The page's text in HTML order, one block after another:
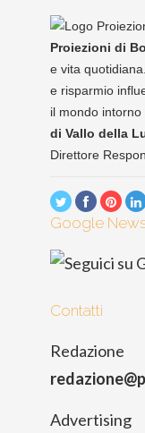
Proiezioni di
e vita
e risparmio
il mondo intorno
di Vallo della
Direttore
Google
Contatti
Redazione
Advertising